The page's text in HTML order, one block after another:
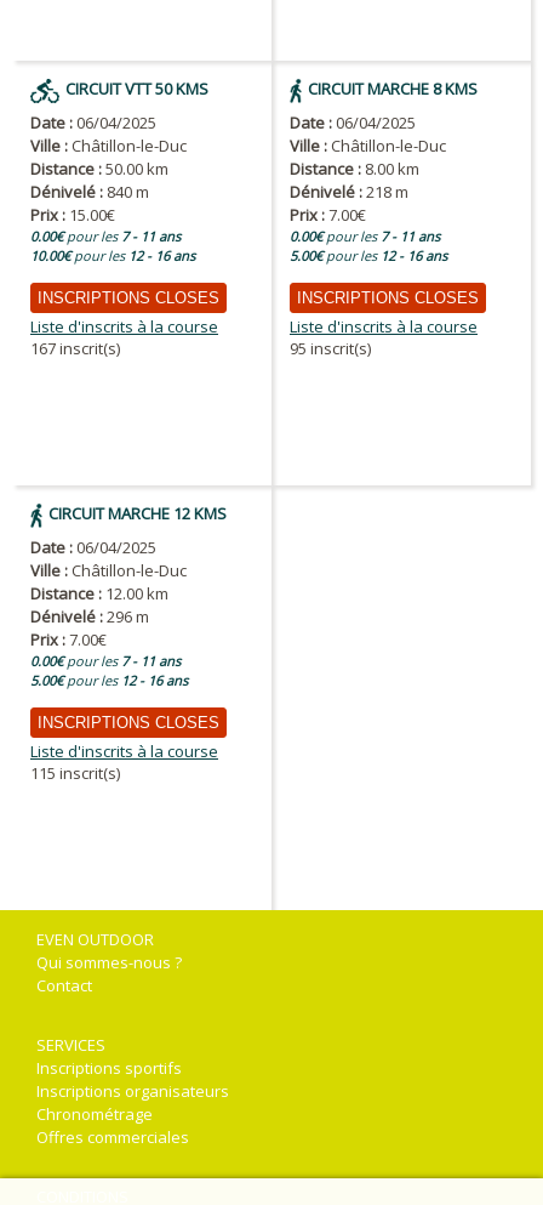
CIRCUIT VTT 50 KMS
Date :06/04/2025
Ville :Châtillon-le-Duc
Distance :50.00 km
Dénivelé : 840 m
Prix : 15.00€
0.00€pour les 7 - 11 ans
10.00€pour les 12 - 16 ans
INSCRIPTIONS CLOSES
Liste d'inscrits à la course
167 inscrit(s)
CIRCUIT MARCHE 8 KMS
Date :06/04/2025
Ville :Châtillon-le-Duc
Distance : 8.00 km
Dénivelé :218 m
Prix :7.00€
0.00€pour les 7 - 11 ans
5.00€pour les 12 - 16 ans
INSCRIPTIONS CLOSES
Liste d'inscrits à la course
95 inscrit(s)
CIRCUIT MARCHE 12 KMS
Date :06/04/2025
Ville :Châtillon-le-Duc
Distance : 12.00 km
Dénivelé :296 m
Prix :7.00€
0.00€pour les 7 - 11 ans
5.00€pour les 12 - 16 ans
INSCRIPTIONS CLOSES
Liste d'inscrits à la course
115 inscrit(s)
EVEN OUTDOOR
Qui sommes-nous ?
Contact
SERVICES
Inscriptions sportifs
Inscriptions organisateurs
Chronométrage
Offres commerciales